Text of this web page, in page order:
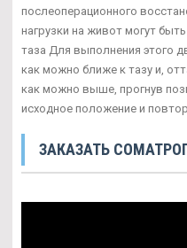
послеоперационного
нагрузки на живот могут
таза Для выполнения этого
как можно ближе к тазу и,
как можно выше, прогнув
исходное положение и
ЗАКАЗАТЬ